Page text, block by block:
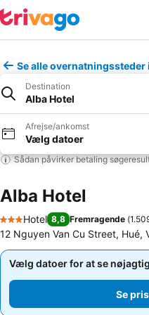
Se alle overnatningssteder
Destination
Alba Hotel
Afrejse/ankomst
Vælg datoer
Sådan påvirker betaling
Alba Hotel
3 Stjerner
Hotel 8,8 Fremragende (
12 Nguyen Van Cu Street, Hué,
Vælg datoer for at se
Se
Vælg datoer for at se
Se